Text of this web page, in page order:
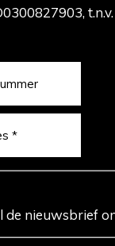
de nieuwsbrief